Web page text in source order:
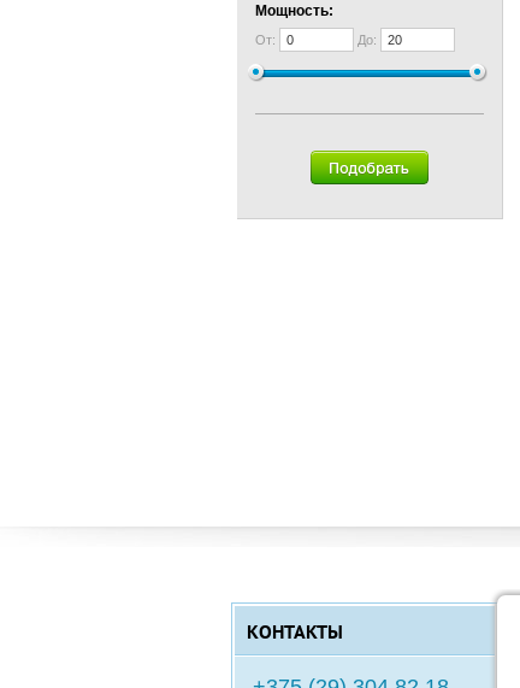
Мощность:
От: До:
КОНТАКТЫ